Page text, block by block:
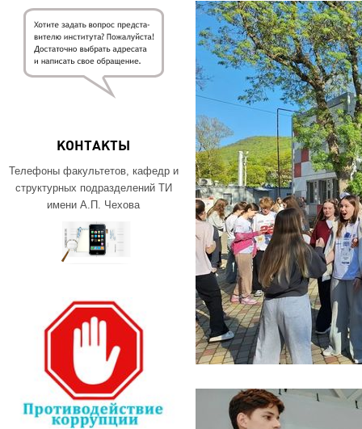
КОНТАКТЫ
Телефоны факультетов, кафедр и
структурных подразделений ТИ
имени А.П. Чехова